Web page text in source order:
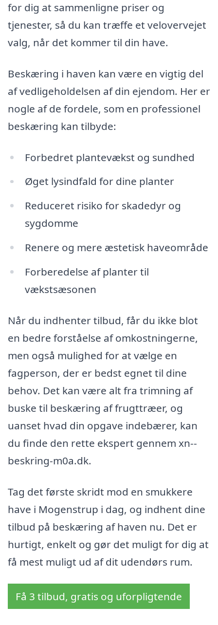
for dig at sammenligne priser og
tjenester, så du kan træffe et velovervejet
valg, når det kommer til din have.
Beskæring i haven kan være en vigtig del
af vedligeholdelsen af din ejendom. Her er
nogle af de fordele, som en professionel
beskæring kan tilbyde:
Forbedret plantevækst og sundhed
Øget lysindfald for dine planter
Reduceret risiko for skadedyr og
sygdomme
Renere og mere æstetisk haveområde
Forberedelse af planter til
vækstsæsonen
Når du indhenter tilbud, får du ikke blot
en bedre forståelse af omkostningerne,
men også mulighed for at vælge en
fagperson, der er bedst egnet til dine
behov. Det kan være alt fra trimning af
buske til beskæring af frugttræer, og
uanset hvad din opgave indebærer, kan
du finde den rette ekspert gennem xn--
beskring-m0a.dk.
Tag det første skridt mod en smukkere
have i Mogenstrup i dag, og indhent dine
tilbud på beskæring af haven nu. Det er
hurtigt, enkelt og gør det muligt for dig at
få mest muligt ud af dit udendørs rum.
Få 3 tilbud, gratis og uforpligtende